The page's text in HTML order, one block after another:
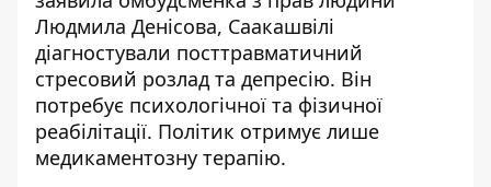
Людмила Денісова, Саакашвілі
діагностували посттравматичний
стресовий розлад та депресію. Він
потребує психологічної та фізичної
реабілітації. Політик отримує лише
медикаментозну терапію.